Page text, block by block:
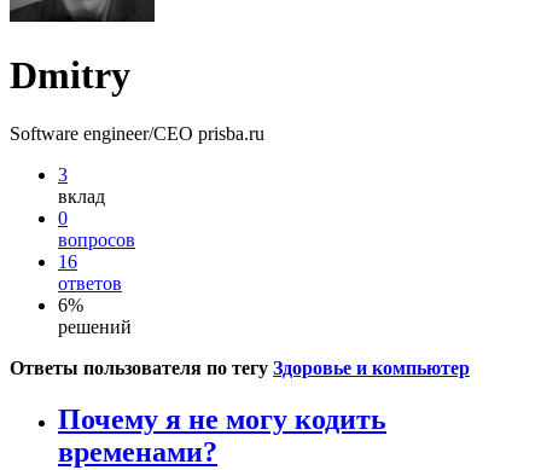
Dmitry
Software engineer/CEO prisba.ru
3
вклад
0
вопросов
16
ответов
6%
решений
Ответы пользователя по тегу Здоровье и компьютер
Почему я не могу кодить
временами?